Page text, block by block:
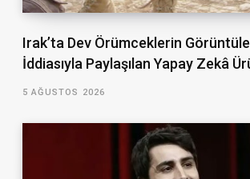
Irak’ta Dev Örümceklerin
İddiasıyla Paylaşılan Yapay Zekâ
5 AĞUSTOS 2026